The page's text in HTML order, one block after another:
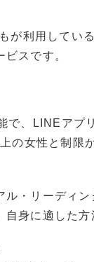
が利用してい
スです。
で、LINEアプ
の女性と制限
ル・リーディ
身に適した方